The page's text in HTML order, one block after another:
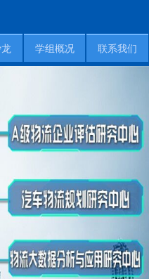
学组概况 联系我们